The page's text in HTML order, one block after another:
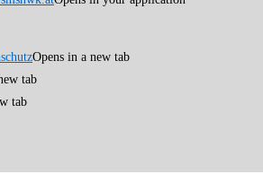
Opens in a new tab
tab
tab